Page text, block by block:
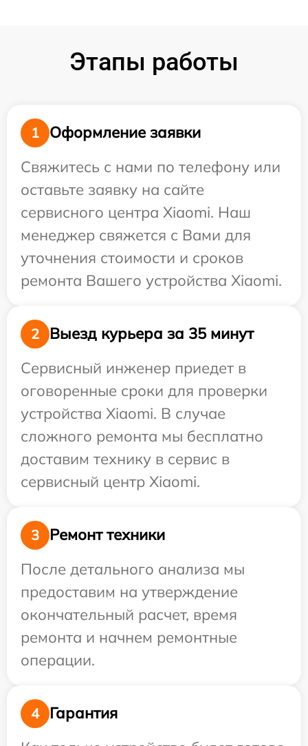
Этапы работы
1
Оформление заявки
Свяжитесь с нами по телефону или
оставьте заявку на сайте
сервисного центра Xiaomi. Наш
менеджер свяжется с Вами для
уточнения стоимости и сроков
ремонта Вашего устройства Xiaomi.
2
Выезд курьера за 35 минут
Сервисный инженер приедет в
оговоренные сроки для проверки
устройства Xiaomi. В случае
сложного ремонта мы бесплатно
доставим технику в сервис в
сервисный центр Xiaomi.
3
Ремонт техники
После детального анализа мы
предоставим на утверждение
окончательный расчет, время
ремонта и начнем ремонтные
операции.
4
Гарантия